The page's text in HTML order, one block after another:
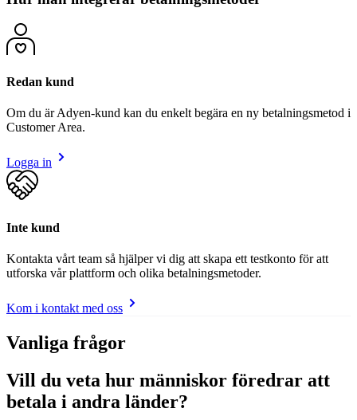
Redan kund
Om du är Adyen-kund kan du enkelt begära en ny betalningsmetod i
Customer Area.
Logga in
Inte kund
Kontakta vårt team så hjälper vi dig att skapa ett testkonto för att
utforska vår plattform och olika betalningsmetoder.
Kom i kontakt med oss
Vanliga frågor
Vill du veta hur människor föredrar att
betala i andra länder?